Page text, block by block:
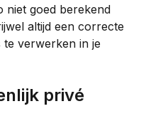
niet goed berekend
altijd een correcte
te verwerken in je
privé